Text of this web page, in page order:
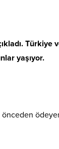
Türkiye
yaşıyor.